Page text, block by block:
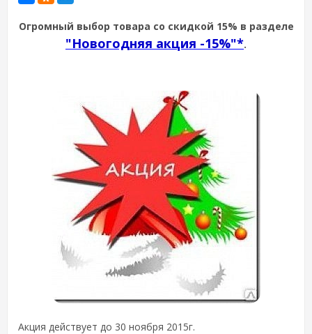
Огромный выбор товара со скидкой 15% в разделе
"Новогодняя акция -15%"*.
Акция действует до 30 ноября 2015г.